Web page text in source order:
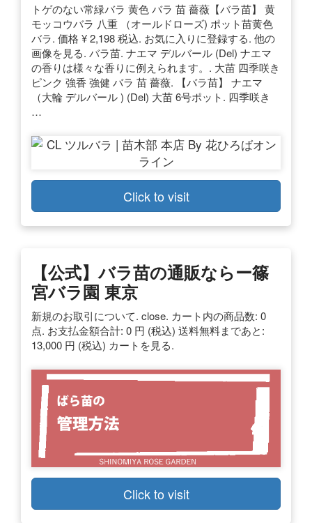
トゲのない常緑バラ 黄色 バラ 苗 薔薇【バラ苗】 黄
モッコウバラ 八重 （オールドローズ) ポット苗黄色
バラ. 価格 ¥ 2,198 税込. お気に入りに登録する. 他の
画像を見る. バラ苗. ナエマ デルバール (Del) ナエマ
の香りは様々な香りに例えられます。. 大苗 四季咲き
ピンク 強香 強健 バラ 苗 薔薇. 【バラ苗】 ナエマ
（大輪 デルバール ) (Del) 大苗 6号ポット. 四季咲き
…
Click to visit
【公式】バラ苗の通販ならー篠
宮バラ園 東京
新規のお取引について. close. カート内の商品数: 0
点. お支払金額合計: 0 円 (税込) 送料無料まであと:
13,000 円 (税込) カートを見る.
Click to visit